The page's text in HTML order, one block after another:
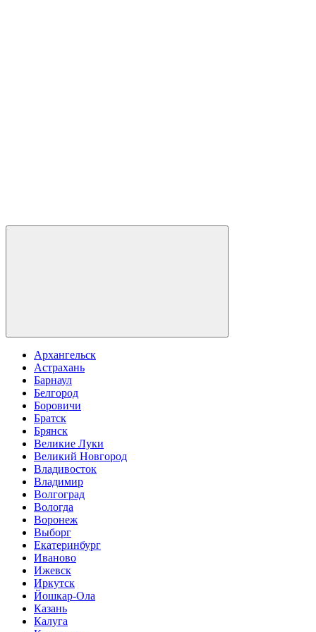
Архангельск
Астрахань
Барнаул
Белгород
Боровичи
Братск
Брянск
Великие Луки
Великий Новгород
Владивосток
Владимир
Волгоград
Вологда
Воронеж
Выборг
Екатеринбург
Иваново
Ижевск
Иркутск
Йошкар-Ола
Казань
Калуга